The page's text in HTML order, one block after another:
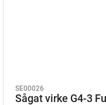
SE00026
Sågat virke G4-3